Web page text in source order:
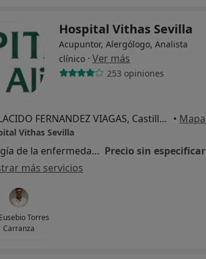
Hospital Vithas Sevilla
Acupuntor, Alergólogo, Analista
clínico · Ver más
253 opiniones
V. PLACIDO FERNANDEZ VIAGAS, Castilleja de la Cuesta • Mapa
Vithas Sevilla
Cirugía de la enfermedad de Perthes Precio sin especificar
más servicios
Torres
Carranza